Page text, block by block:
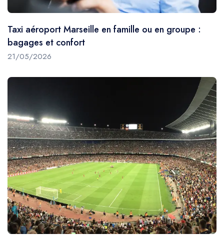
Taxi aéroport Marseille en famille ou en groupe :
bagages et confort
21/05/2026